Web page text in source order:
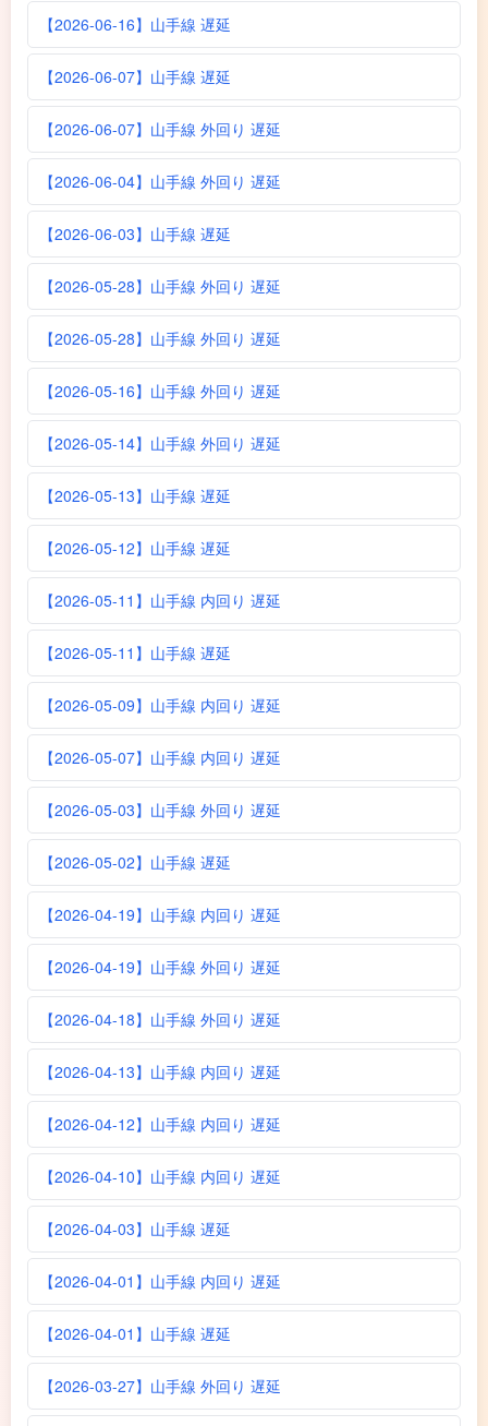
【2026-06-16】山手線 遅延
【2026-06-07】山手線 遅延
【2026-06-07】山手線 外回り 遅延
【2026-06-04】山手線 外回り 遅延
【2026-06-03】山手線 遅延
【2026-05-28】山手線 外回り 遅延
【2026-05-28】山手線 外回り 遅延
【2026-05-16】山手線 外回り 遅延
【2026-05-14】山手線 外回り 遅延
【2026-05-13】山手線 遅延
【2026-05-12】山手線 遅延
【2026-05-11】山手線 内回り 遅延
【2026-05-11】山手線 遅延
【2026-05-09】山手線 内回り 遅延
【2026-05-07】山手線 内回り 遅延
【2026-05-03】山手線 外回り 遅延
【2026-05-02】山手線 遅延
【2026-04-19】山手線 内回り 遅延
【2026-04-19】山手線 外回り 遅延
【2026-04-18】山手線 外回り 遅延
【2026-04-13】山手線 内回り 遅延
【2026-04-12】山手線 内回り 遅延
【2026-04-10】山手線 内回り 遅延
【2026-04-03】山手線 遅延
【2026-04-01】山手線 内回り 遅延
【2026-04-01】山手線 遅延
【2026-03-27】山手線 外回り 遅延